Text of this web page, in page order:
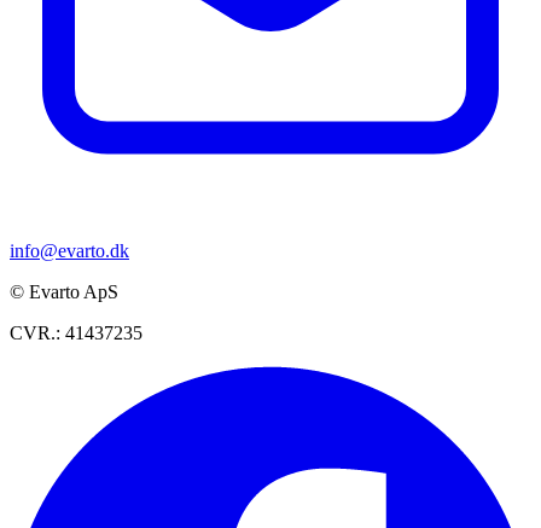
info@evarto.dk
© Evarto ApS
CVR.: 41437235